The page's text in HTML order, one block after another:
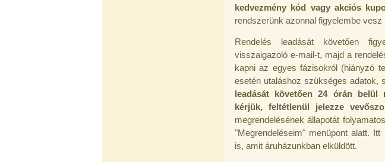
kedvezmény kód vagy akciós
rendszerünk azonnal figyelembe
Rendelés leadását követően
visszaigazoló e-mail-t, majd a
kapni az egyes fázisokról (hiányzó
esetén utaláshoz szükséges adatok,
leadását követően 24 órán belül
kérjük, feltétlenül jelezze
megrendelésének állapotát
"Megrendeléseim" menüpont alatt.
is, amit áruházunkban elküldött.